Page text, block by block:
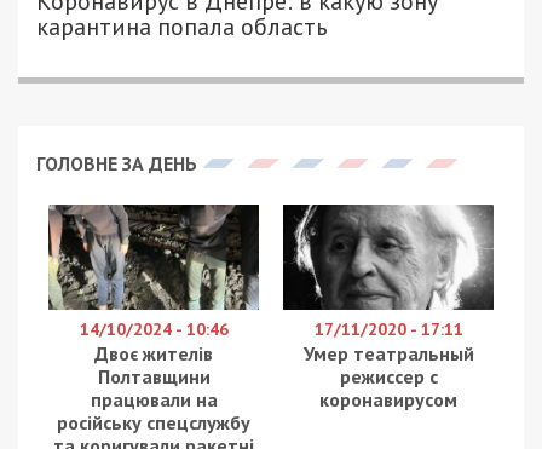
ДЛЯ 49000.COM.UA
По состоянию на утро 11 апреля в Украине
заболевших достигло 1 853 249. Об этом
сообщил в
здравоохранения Максим Степанов.
За все время эпидемии выздоровели 1 410 860
(+5034) украинцев. За сутки умерли +235,
человек, а общее число смертей достигло
37 014. Всего в Украине привились 377 050 (+4
048) граждан. 10 апреля провели 136723 тестов,
а днем ранее их сделали 122181.
Количество случаев и прививок: